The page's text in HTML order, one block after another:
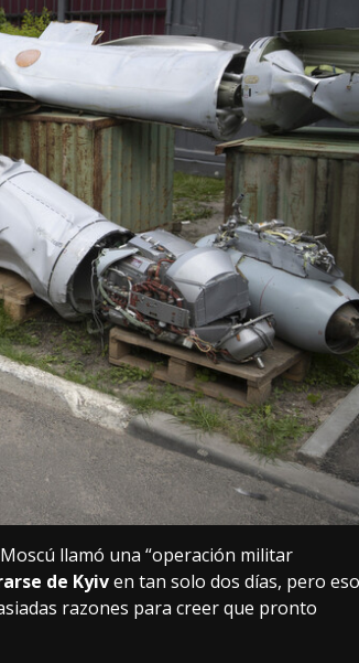
llamó una “operación militar
de Kyiven tan solo dos días, pero eso
razones para creer que pronto